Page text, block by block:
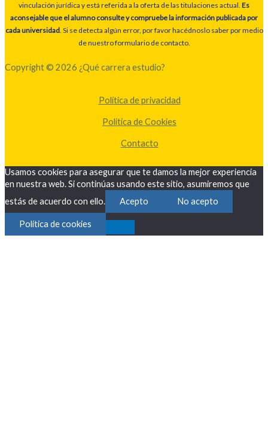
vinculación jurídica y está referida a la oferta de las titulaciones actual. Es
aconsejable que el alumno consulte y compruebe la información publicada por
cada universidad. Si se detecta algún error, por favor hacédnoslo saber por medio
de nuestro formulario de contacto.
Copyright © 2026 ¿Qué carrera estudio?
Política de privacidad
Política de Cookies
Contacto
Usamos cookies para asegurar que te damos la mejor experiencia
en nuestra web. Si continúas usando este sitio, asumiremos que
estás de acuerdo con ello.
Acepto No acepto
Política de cookies